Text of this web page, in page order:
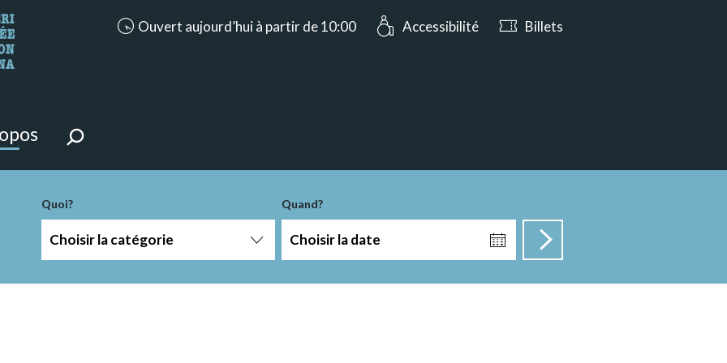
de la page.
accessibility.aria.opening_hours: Ouvert aujourd’hui à partir de 10:00
Ouvert aujourd’hui à partir de 10:00 Accessibilité Billets
Quoi?
Choisir la catégorie
Quand?
Choisir la date